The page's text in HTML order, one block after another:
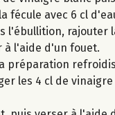
fécule avec 6 cl
l'ébullition,
à l'aide d'un fouet.
préparation
les 4 cl de